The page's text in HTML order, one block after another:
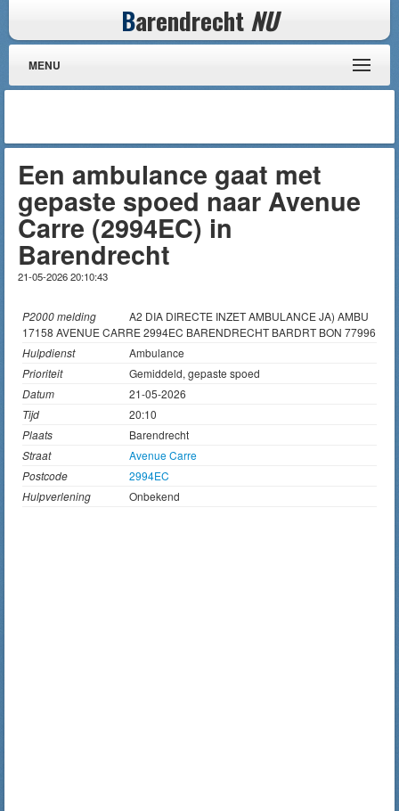
Barendrecht NU
MENU
Een ambulance gaat met
gepaste spoed naar Avenue
Carre (2994EC) in
Barendrecht
21-05-2026 20:10:43
P2000 melding
A2 DIA DIRECTE INZET AMBULANCE JA) AMBU
17158 AVENUE CARRE 2994EC BARENDRECHT BARDRT BON 77996
Hulpdienst
Ambulance
Prioriteit
Gemiddeld, gepaste spoed
Datum
21-05-2026
Tijd
20:10
Plaats
Barendrecht
Straat
Avenue Carre
Postcode
2994EC
Hulpverlening
Onbekend